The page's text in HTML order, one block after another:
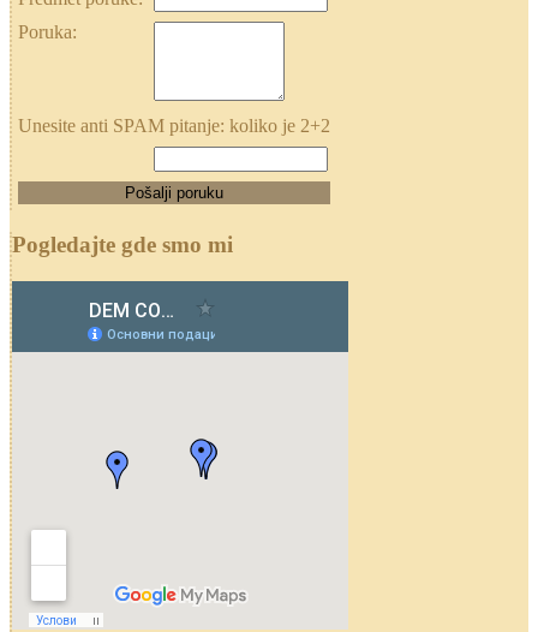
Poruka:
Unesite anti SPAM pitanje: koliko je 2+2
Pogledajte gde smo mi